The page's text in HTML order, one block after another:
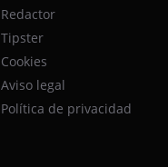
Redactor
Tipster
Cookies
Aviso legal
Política de privacidad